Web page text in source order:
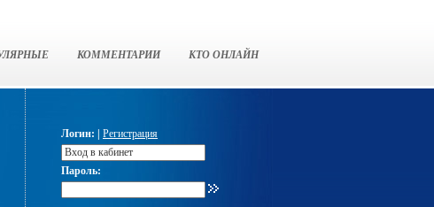
КОММЕНТАРИИ КТО ОНЛАЙН
Логин: | Регистрация
Пароль: